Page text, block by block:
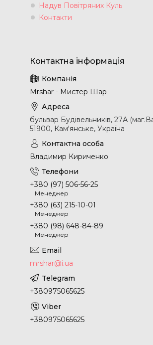
Надув Повітряних Куль
Контакти
Mrshar - Мистер Шар
бульвар Будівельників, 27А
51900, Кам'янське, Україна
Владимир Кириченко
+380 (97) 506-56-25
Менеджер
+380 (63) 215-10-01
Менеджер
+380 (98) 648-84-89
Менеджер
mrshar@i.ua
+380975065625
+380975065625